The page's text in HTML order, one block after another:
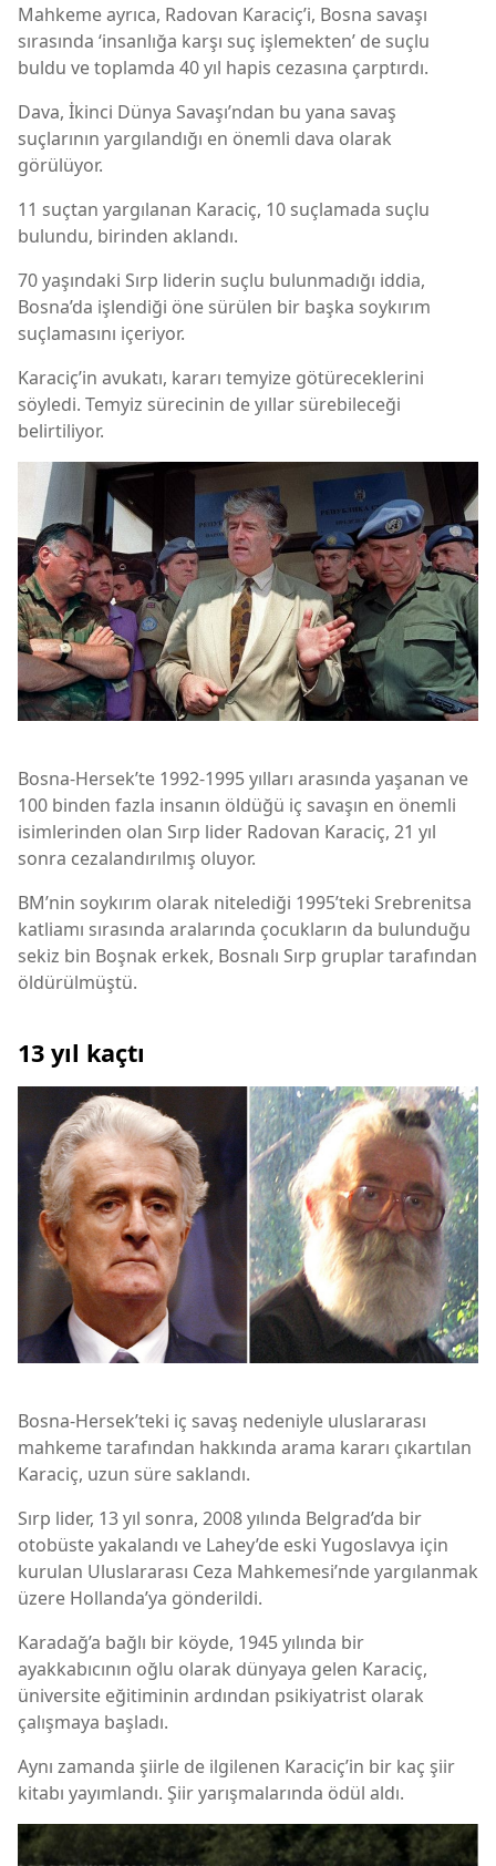
Mahkeme ayrıca, Radovan Karaciç’i, Bosna savaşı
sırasında ‘insanlığa karşı suç işlemekten’ de suçlu
buldu ve toplamda 40 yıl hapis cezasına çarptırdı.
Dava, İkinci Dünya Savaşı’ndan bu yana savaş
suçlarının yargılandığı en önemli dava olarak
görülüyor.
11 suçtan yargılanan Karaciç, 10 suçlamada suçlu
bulundu, birinden aklandı.
70 yaşındaki Sırp liderin suçlu bulunmadığı iddia,
Bosna’da işlendiği öne sürülen bir başka soykırım
suçlamasını içeriyor.
Karaciç’in avukatı, kararı temyize götüreceklerini
söyledi. Temyiz sürecinin de yıllar sürebileceği
belirtiliyor.
Bosna-Hersek’te 1992-1995 yılları arasında yaşanan ve
100 binden fazla insanın öldüğü iç savaşın en önemli
isimlerinden olan Sırp lider Radovan Karaciç, 21 yıl
sonra cezalandırılmış oluyor.
BM’nin soykırım olarak nitelediği 1995’teki Srebrenitsa
katliamı sırasında aralarında çocukların da bulunduğu
sekiz bin Boşnak erkek, Bosnalı Sırp gruplar tarafından
öldürülmüştü.
13 yıl kaçtı
Bosna-Hersek’teki iç savaş nedeniyle uluslararası
mahkeme tarafından hakkında arama kararı çıkartılan
Karaciç, uzun süre saklandı.
Sırp lider, 13 yıl sonra, 2008 yılında Belgrad’da bir
otobüste yakalandı ve Lahey’de eski Yugoslavya için
kurulan Uluslararası Ceza Mahkemesi’nde yargılanmak
üzere Hollanda’ya gönderildi.
Karadağ’a bağlı bir köyde, 1945 yılında bir
ayakkabıcının oğlu olarak dünyaya gelen Karaciç,
üniversite eğitiminin ardından psikiyatrist olarak
çalışmaya başladı.
Aynı zamanda şiirle de ilgilenen Karaciç’in bir kaç şiir
kitabı yayımlandı. Şiir yarışmalarında ödül aldı.